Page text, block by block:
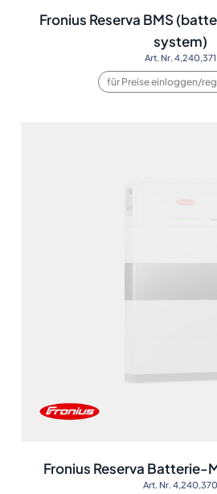
Fronius Reserva BMS
system)
Art. Nr. 4,240,371
für Preise einloggen/
Fronius Reserva Batterie-
Art. Nr. 4,240,370